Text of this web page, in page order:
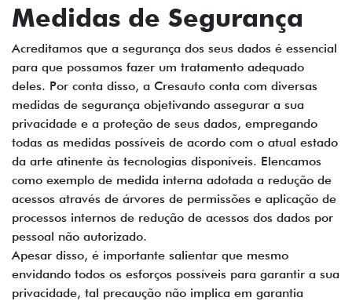
Medidas de Segurança
Acreditamos que a segurança dos seus dados é essencial
para que possamos fazer um tratamento adequado
deles. Por conta disso, a Cresauto conta com diversas
medidas de segurança objetivando assegurar a sua
privacidade e a proteção de seus dados, empregando
todas as medidas possíveis de acordo com o atual estado
da arte atinente às tecnologias disponíveis. Elencamos
como exemplo de medida interna adotada a redução de
acessos através de árvores de permissões e aplicação de
processos internos de redução de acessos dos dados por
pessoal não autorizado.
Apesar disso, é importante salientar que mesmo
envidando todos os esforços possíveis para garantir a sua
privacidade, tal precaução não implica em garantia